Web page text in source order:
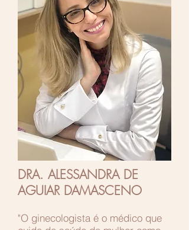
DRA. ALESSANDRA DE
AGUIAR DAMASCENO
"O ginecologista é o médico que